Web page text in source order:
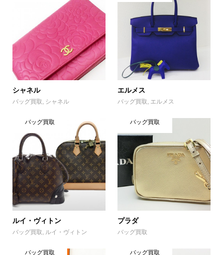
シャネル
バッグ買取 シャネル
エルメス
バッグ買取 エルメス
バッグ買取
ルイ・ヴィトン
バッグ買取, ルイ・ヴィトン
バッグ買取
プラダ
バッグ買取
バッグ買取 バッグ買取